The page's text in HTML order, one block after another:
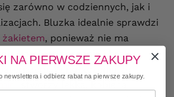
zarówno w codziennych, jak i
Bluzka idealnie sprawdzi
żakietem, ponieważ nie ma
komfort noszenia i brak
W połączeniu ze
NA PIERWSZE ZAKUPY
newslettera i odbierz rabat na pierwsze zakupy.